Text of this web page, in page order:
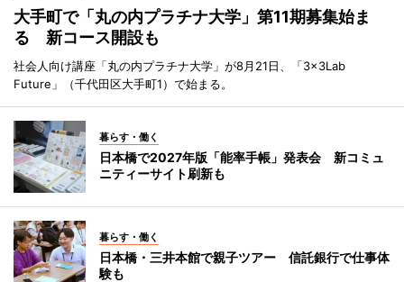
大手町で「丸の内プラチナ大学」第11期募集始ま
る 新コース開設も
社会人向け講座「丸の内プラチナ大学」が8月21日、「3×3Lab
Future」（千代田区大手町1）で始まる。
暮らす・働く
日本橋で2027年版「能率手帳」発表会 新コミュ
ニティーサイト刷新も
暮らす・働く
日本橋・三井本館で親子ツアー 信託銀行で仕事体
験も